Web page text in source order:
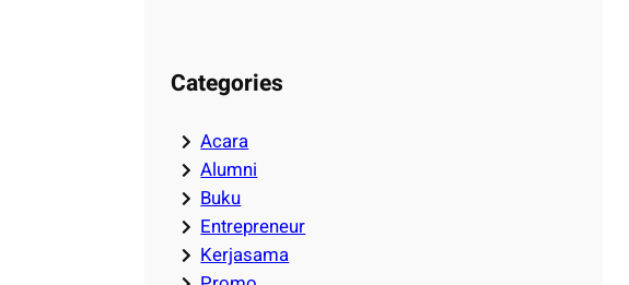
Categories
Acara
Alumni
Buku
Entrepreneur
Kerjasama